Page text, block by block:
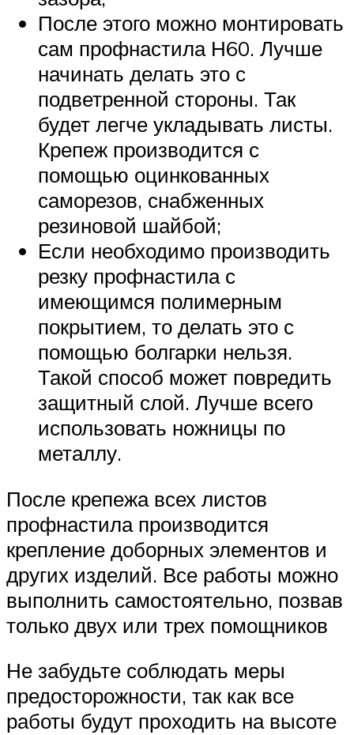
После этого можно монтировать
сам профнастила Н60. Лучше
начинать делать это с
подветренной стороны. Так
будет легче укладывать листы.
Крепеж производится с
помощью оцинкованных
саморезов, снабженных
резиновой шайбой;
Если необходимо производить
резку профнастила с
имеющимся полимерным
покрытием, то делать это с
помощью болгарки нельзя.
Такой способ может повредить
защитный слой. Лучше всего
использовать ножницы по
металлу.
После крепежа всех листов
профнастила производится
крепление доборных элементов и
других изделий. Все работы можно
выполнить самостоятельно, позвав
только двух или трех помощников
Не забудьте соблюдать меры
предосторожности, так как все
работы будут проходить на высоте